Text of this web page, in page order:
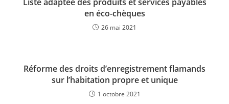
en éco-chèques
26 mai 2021
Réforme des droits d’enregistrement flamands
sur l’habitation propre et unique
1 octobre 2021